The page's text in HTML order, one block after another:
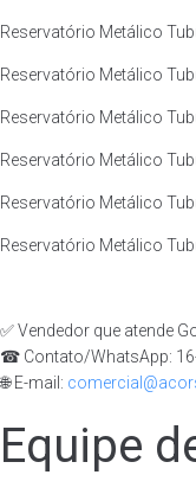
Reservatório Metálico
Reservatório Metálico
Reservatório Metálico
Reservatório Metálico
Reservatório Metálico
Reservatório Metálico
✅ Vendedor que atende
☎ Contato/WhatsApp:
🌐 E-mail:
Equipe